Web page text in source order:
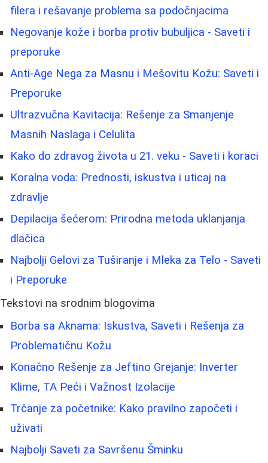
filera i rešavanje problema sa podočnjacima
Negovanje kože i borba protiv bubuljica - Saveti i
preporuke
Anti-Age Nega za Masnu i Mešovitu Kožu: Saveti i
Preporuke
Ultrazvučna Kavitacija: Rešenje za Smanjenje
Masnih Naslaga i Celulita
Kako do zdravog života u 21. veku - Saveti i koraci
Koralna voda: Prednosti, iskustva i uticaj na
zdravlje
Depilacija šećerom: Prirodna metoda uklanjanja
dlačica
Najbolji Gelovi za Tuširanje i Mleka za Telo - Saveti
i Preporuke
Tekstovi na srodnim blogovima
Borba sa Aknama: Iskustva, Saveti i Rešenja za
Problematičnu Kožu
Konačno Rešenje za Jeftino Grejanje: Inverter
Klime, TA Peći i Važnost Izolacije
Trčanje za početnike: Kako pravilno započeti i
uživati
Najbolji Saveti za Savršenu Šminku